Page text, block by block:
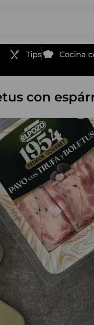
Tips Cocina
con